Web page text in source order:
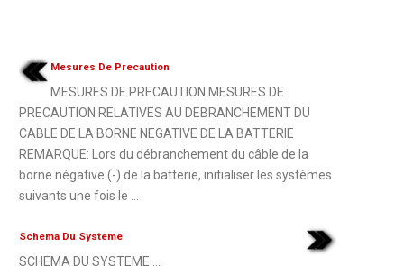
Mesures De Precaution
MESURES DE PRECAUTION MESURES DE
PRECAUTION RELATIVES AU DEBRANCHEMENT DU
CABLE DE LA BORNE NEGATIVE DE LA BATTERIE
REMARQUE: Lors du débranchement du câble de la
borne négative (-) de la batterie, initialiser les systèmes
suivants une fois le ...
Schema Du Systeme
SCHEMA DU SYSTEME ...